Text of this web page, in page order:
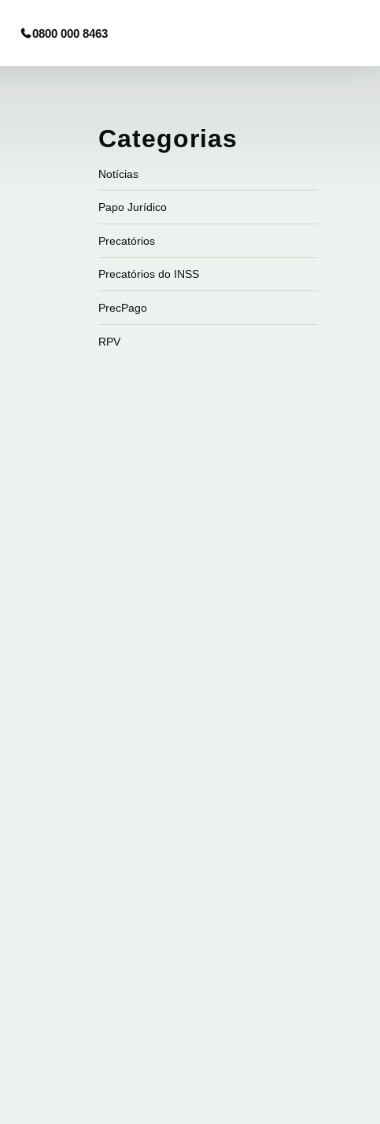
0800 000 8463
Categorias
Notícias
Papo Jurídico
Precatórios
Precatórios do INSS
PrecPago
RPV